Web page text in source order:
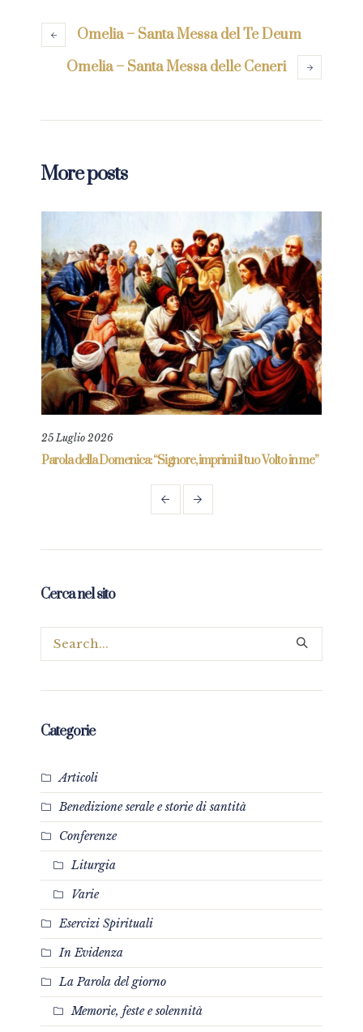
Omelia – Santa Messa del Te Deum
Omelia – Santa Messa delle Ceneri
More posts
25 Luglio 2026
Parola della Domenica: “Signore, imprimi il tuo Volto in me”
Cerca nel sito
Categorie
Articoli
Benedizione serale e storie di santità
Conferenze
Liturgia
Varie
Esercizi Spirituali
In Evidenza
La Parola del giorno
Memorie, feste e solennità